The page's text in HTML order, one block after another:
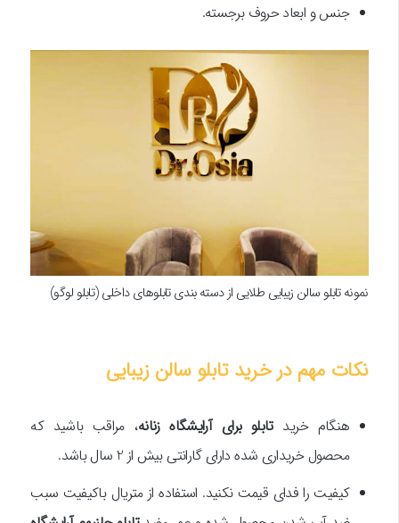
جنس و ابعاد حروف برجسته.
نمونه تابلو سالن زیبایی طلایی از دسته بندی تابلوهای داخلی (تابلو لوگو)
نکات مهم در خرید تابلو سالن زیبایی
هنگام خریدتابلو برای آرایشگاه زنانه، مراقب باشید که
محصول خریداری شده دارای گارانتی بیش از 2 سال باشد.
کیفیت را فدای قیمت نکنید. استفاده از متریال باکیفیت سبب